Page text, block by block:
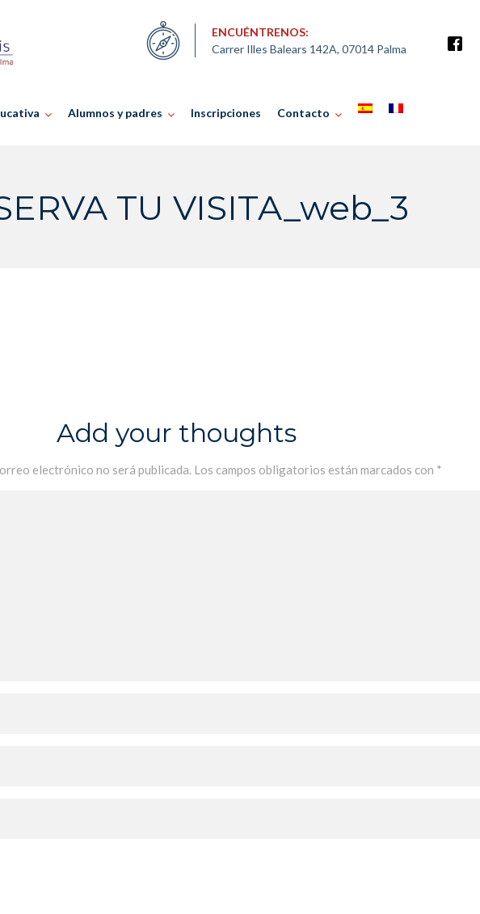
ENCUÉNTRENOS:
Carrer Illes Balears 142A, 07014 Palma
Alumnos y padres Inscripciones Contacto
TU VISITA_web_3
Add your thoughts
electrónico no será publicada. Los campos obligatorios están marcados con *